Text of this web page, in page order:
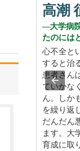
高潮
大学病
たのには
心不全と
すると治
患者さん
ていかな
ん。しか
を繰り返
だんだん
ます。大
育成に取